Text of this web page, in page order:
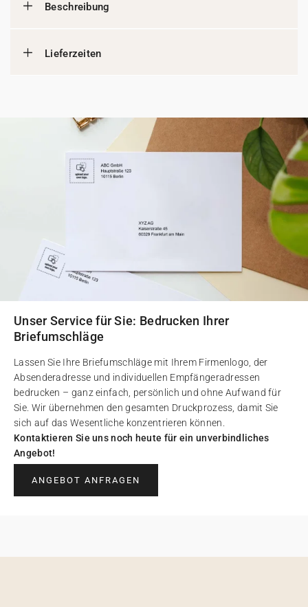
Beschreibung
Lieferzeiten
Unser Service für Sie: Bedrucken Ihrer
Briefumschläge
Lassen Sie Ihre Briefumschläge mit Ihrem Firmenlogo, der
Absenderadresse und individuellen Empfängeradressen
bedrucken – ganz einfach, persönlich und ohne Aufwand für
Sie. Wir übernehmen den gesamten Druckprozess, damit Sie
sich auf das Wesentliche konzentrieren können.
Kontaktieren Sie uns noch heute für ein unverbindliches
Angebot!
ANGEBOT ANFRAGEN